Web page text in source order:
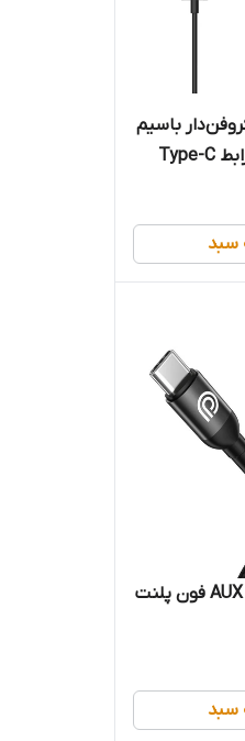
باسیم
سبد
کابل تبدیل Type-C به AUX فون پلنت
سبد